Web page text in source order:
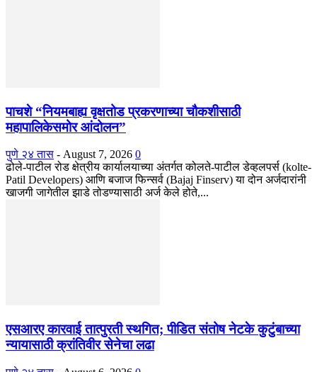
पाचशे “नियमबाह्य वृक्षतोड प्रकरणाच्या चौकशीसाठी
महापालिकेसमोर आंदोलन”
पुणे २४ तास - August 7, 2026 0
ढोले-पाटील रोड क्षेत्रीय कार्यालयाच्या अंतर्गत कोलते-पाटील डेव्हलपर्स (kolte-
Patil Developers) आणि बजाज फिन्सर्व (Bajaj Finserv) या दोन अर्जदारांनी
खाजगी जागेतील झाडे तोडण्यासाठी अर्ज केले होते,...
एसआरए कारवाई तात्पुरती स्थगित; पीडित संतोष नेटके कुटुंबाच्या
न्यायासाठी क्रांतिवीर सेनेचा लढा